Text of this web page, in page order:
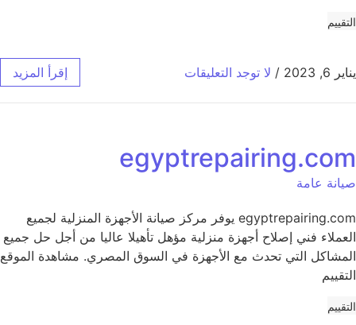
التقييم
يناير 6, 2023 / لا توجد التعليقات إقرأ المزيد
egyptrepairing.com
صيانة عامة
egyptrepairing.com يوفر مركز صيانة الأجهزة المنزلية لجميع
العملاء فني إصلاح أجهزة منزلية مؤهل تأهيلا عاليا من أجل حل جميع
المشاكل التي تحدث مع الأجهزة في السوق المصري. مشاهدة الموقع
التقييم
التقييم